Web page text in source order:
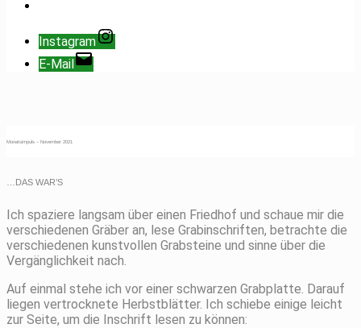
Instagram
E-Mail
Monatsimpuls – November 2021
…DAS WAR’S
Ich spaziere langsam über einen Friedhof und schaue mir die
verschiedenen Gräber an, lese Grabinschriften, betrachte die
verschiedenen kunstvollen Grabsteine und sinne über die
Vergänglichkeit nach.
Auf einmal stehe ich vor einer schwarzen Grabplatte. Darauf
liegen vertrocknete Herbstblätter. Ich schiebe einige leicht
zur Seite, um die Inschrift lesen zu können: